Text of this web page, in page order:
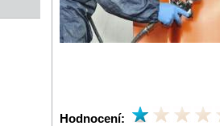
Hodnocení: